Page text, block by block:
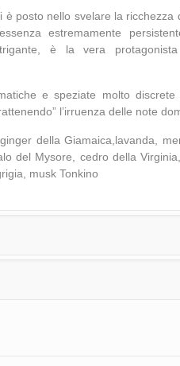
posto nello svelare la ricchezza
estremamente
è la vera
e speziate molto discrete
l’irruenza delle note
della Giamaica,lavanda,
del Mysore, cedro della
musk Tonkino